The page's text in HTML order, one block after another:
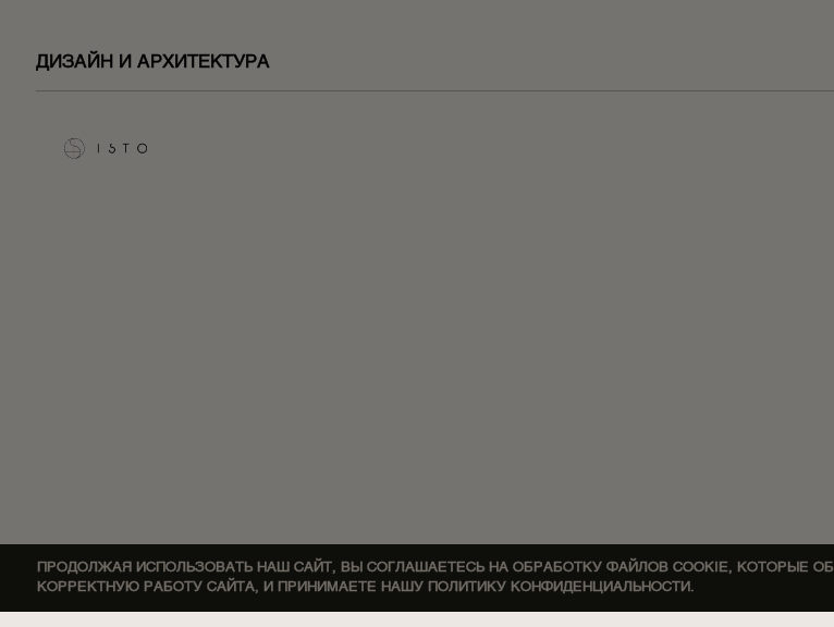
ПРОДОЛЖАЯ ИСПОЛЬЗОВАТЬ НАШ САЙТ, ВЫ СОГЛАШАЕТЕСЬ НА ОБРАБОТКУ ФАЙЛОВ COOKIE, КОТОРЫЕ
КОРРЕКТНУЮ РАБОТУ САЙТА, И ПРИНИМАЕТЕ НАШУ ПОЛИТИКУ КОНФИДЕНЦИАЛЬНОСТИ.
ДИЗАЙН И АРХИТЕКТУРА